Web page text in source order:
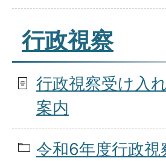
行政視察
行政視察受け入
案内
令和6年度行政視